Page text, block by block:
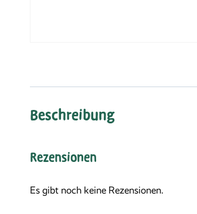
Beschreibung
Rezensionen
Es gibt noch keine Rezensionen.